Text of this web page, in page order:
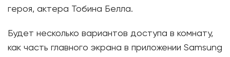
героя, актера Тобина Белла.
Будет несколько вариантов доступа в комнату,
как часть главного экрана в приложении Samsung